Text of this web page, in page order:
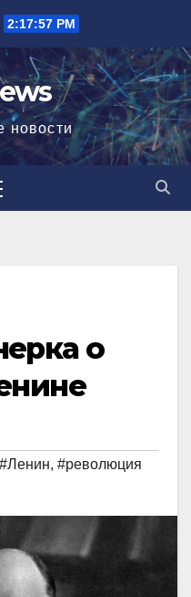
2:17:57 PM
новости
о
#Ленин, #революция